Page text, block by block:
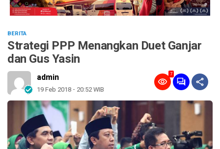
BERITA
Strategi PPP Menangkan Duet Ganjar
dan Gus Yasin
admin
19 Feb 2018 - 20:52 WIB
7